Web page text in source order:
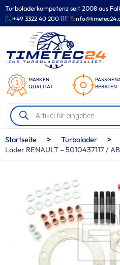
Turboladerkompetenz seit 2008 aus
+49 3322 40 200 111
MARKEN-
QUALITÄT
BERATEN
Products
search
Zum
Inhalt
springen
Startseite > Turbolader >
Lader RENAULT – 5010437117 /